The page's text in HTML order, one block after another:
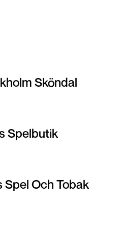
Sköndal
Spelbutik
Spel Och Tobak